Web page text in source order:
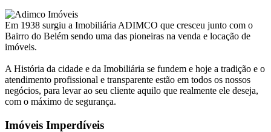
Em 1938 surgiu a Imobiliária ADIMCO que cresceu junto com o
Bairro do Belém sendo uma das pioneiras na venda e locação de
imóveis.
A História da cidade e da Imobiliária se fundem e hoje a tradição e o
atendimento profissional e transparente estão em todos os nossos
negócios, para levar ao seu cliente aquilo que realmente ele deseja,
com o máximo de segurança.
Imóveis Imperdíveis